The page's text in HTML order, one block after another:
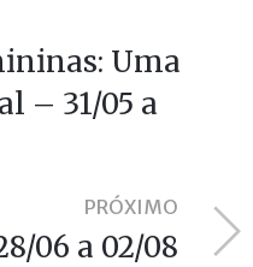
Uma
– 31/05 a
PRÓXIMO
06 a 02/08